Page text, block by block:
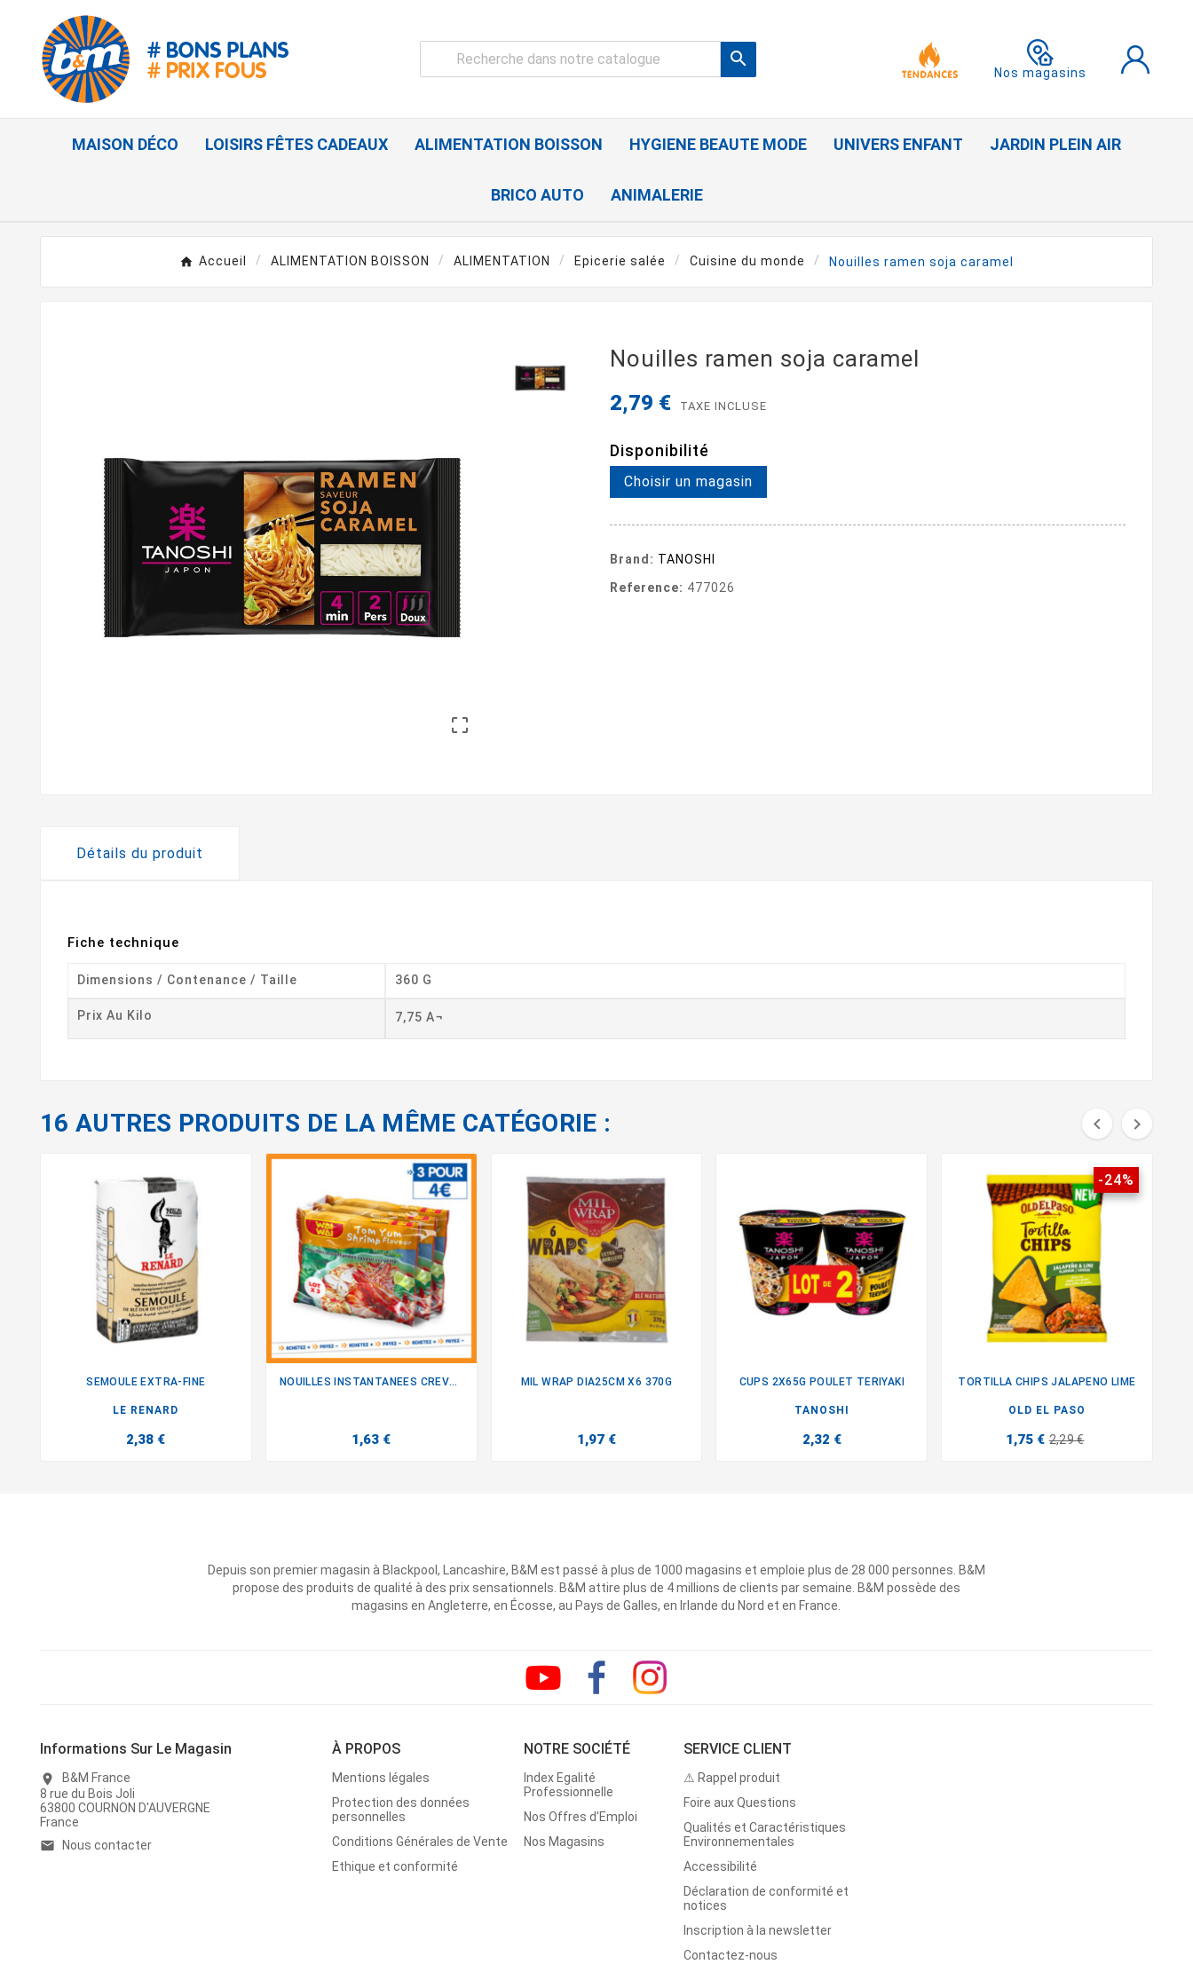

Nos magasins
MAISON DÉCO LOISIRS FÊTES CADEAUX ALIMENTATION BOISSON HYGIENE BEAUTE MODE UNIVERS ENFANT JARDIN PLEIN AIR
BRICO AUTO ANIMALERIE
Accueil ALIMENTATION BOISSON ALIMENTATION Epicerie salée Cuisine du monde Nouilles ramen soja caramel

Nouilles ramen soja caramel
2,79 € TAXE INCLUSE
Disponibilité
Choisir un magasin
Brand: TANOSHI
Reference: 477026
Détails du produit
Fiche technique
Dimensions / Contenance / Taille 360 G
Prix Au Kilo 7,75 A¬
16 AUTRES PRODUITS DE LA MÊME CATÉGORIE :  
SEMOULE EXTRA-FINE
LE RENARD
2,38 €
NOUILLES INSTANTANEES CREVETTE
1,63 €
MIL WRAP DIA25CM X6 370G
1,97 €
CUPS 2X65G POULET TERIYAKI
TANOSHI
2,32 €
-24%
TORTILLA CHIPS JALAPENO LIME
OLD EL PASO
1,75 € 2,29 €
Depuis son premier magasin à Blackpool, Lancashire, B&M est passé à plus de 1000 magasins et emploie plus de 28 000 personnes. B&M
propose des produits de qualité à des prix sensationnels. B&M attire plus de 4 millions de clients par semaine. B&M possède des
magasins en Angleterre, en Écosse, au Pays de Galles, en Irlande du Nord et en France.
Informations Sur Le Magasin
location_on
B&M France
8 rue du Bois Joli
63800 COURNON D'AUVERGNE
France
email Nous contacter
À PROPOS
Mentions légales
Protection des données
personnelles
Conditions Générales de Vente
Ethique et conformité
NOTRE SOCIÉTÉ
Index Egalité
Professionnelle
Nos Offres d'Emploi
Nos Magasins
SERVICE CLIENT
⚠ Rappel produit
Foire aux Questions
Qualités et Caractéristiques
Environnementales
Accessibilité
Déclaration de conformité et
notices
Inscription à la newsletter
Contactez-nous